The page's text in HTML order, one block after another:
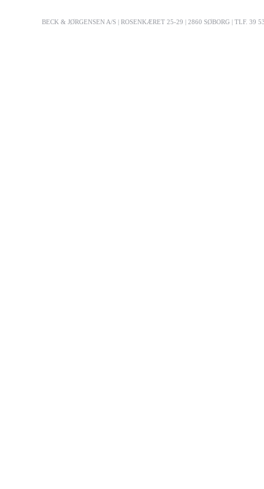
BECK & JØRGENSEN A/S | ROSENKÆRET 25-29 | 2860 SØBORG | TLF. 39